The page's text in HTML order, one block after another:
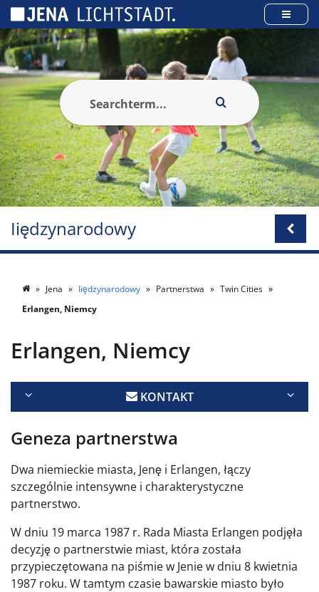
Iiędzynarodowy
Jena Iiędzynarodowy Partnerstwa
Twin Cities
Erlangen, Niemcy
Erlangen, Niemcy
KONTAKT
Geneza partnerstwa
Dwa niemieckie miasta, Jenę i Erlangen, łączy
szczególnie intensywne i charakterystyczne
partnerstwo.
W dniu 19 marca 1987 r. Rada Miasta Erlangen podjęła
decyzję o partnerstwie miast, która została
przypieczętowana na piśmie w Jenie w dniu 8 kwietnia
1987 roku. W tamtym czasie bawarskie miasto było
Panel zarządzania plikami cookies